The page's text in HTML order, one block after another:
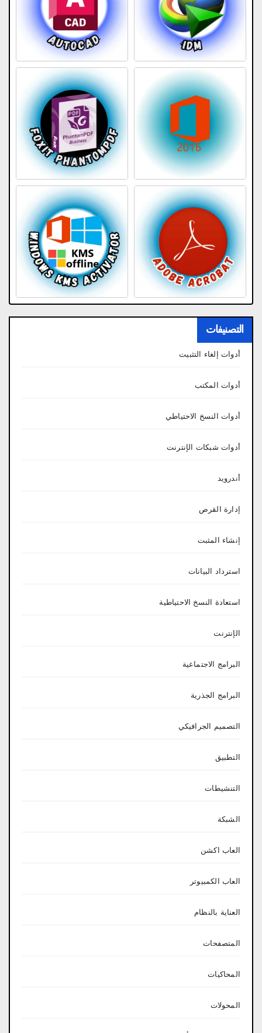
التصنيفات
أدوات إلغاء التثبيت
أدوات المكتب
أدوات النسخ الاحتياطي
أدوات شبكات الإنترنت
أندرويد
إدارة القرص
إنشاء المثبت
استرداد البيانات
استعادة النسخ الاحتياطية
الإنترنت
البرامج الاجتماعية
البرامج الجذرية
التصميم الجرافيكي
التطبيق
التنشيطات
الشبكة
العاب اكشن
العاب الكمبيوتر
العناية بالنظام
المتصفحات
المحاكيات
المحولات